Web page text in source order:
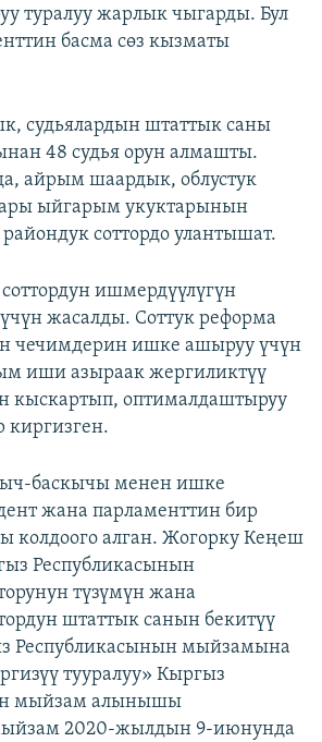
туралуу жарлык чыгарды. Бул
басма сөз кызматы
судьялардын штаттык саны
48 судья орун алмашты.
айрым шаардык, облустук
ыйгарым укуктарынын
соттордо улантышат.
ишмердүүлүгүн
жасалды. Соттук реформа
чечимдерин ишке ашыруу үчүн
иши азыраак жергиликтүү
кыскартып, оптималдаштыруу
киргизген.
баскычы менен ишке
жана парламенттин бир
колдоого алган. Жогорку Кеңеш
Республикасынын
түзүмүн жана
штаттык санын бекитүү
Республикасынын мыйзамына
тууралуу» Кыргыз
мыйзам алынышы
2020-жылдын 9-июнунда